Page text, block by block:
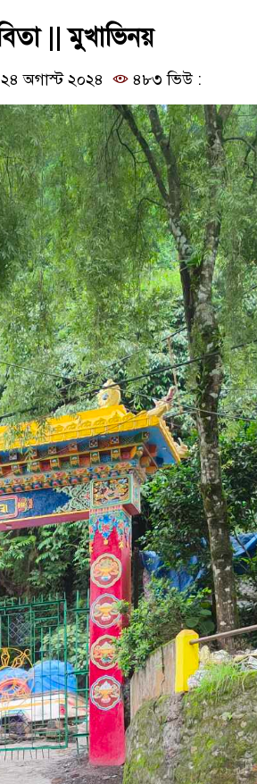
|| মুখাভিনয়
অগাস্ট ২০২৪ ৪৮৩ ভিউ :